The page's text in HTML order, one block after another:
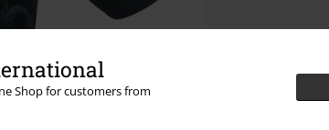
Shop for customers from